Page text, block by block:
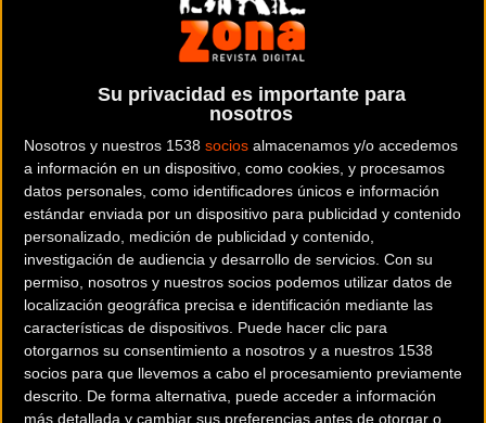
Su privacidad es importante para
nosotros
Nosotros y nuestros 1538 socios almacenamos y/o accedemos
a información en un dispositivo, como cookies, y procesamos
datos personales, como identificadores únicos e información
estándar enviada por un dispositivo para publicidad y contenido
personalizado, medición de publicidad y contenido,
investigación de audiencia y desarrollo de servicios. Con su
permiso, nosotros y nuestros socios podemos utilizar datos de
localización geográfica precisa e identificación mediante las
características de dispositivos. Puede hacer clic para
otorgarnos su consentimiento a nosotros y a nuestros 1538
socios para que llevemos a cabo el procesamiento previamente
descrito. De forma alternativa, puede acceder a información
más detallada y cambiar sus preferencias antes de otorgar o
Presidente de la Diputación Provincial de Huesca, Miguel
Gracia. En el acto, que también contó con la presencia de la
Alcaldesa de Sabiñánigo, Berta Fernández y el jefe de
negocio institucional y patrocinio de Ibercaja, Fernando
Arcega; no se pasó por alto una de las grandes atracciones
de esta edición con la presencia de Alberto Contador como
ciclista homenajeado. Como cada año, la QH rinde tributo a
un ciclista profesional que acompaña a todos los
participantes a lo largo del recorrido con el dorsal número
1.
En esta ocasión, la presencia de Contador añadirá un
nuevo atractivo a una prueba que para el vicepresidente
del Club Ciclista Edelweiss, Roberto Iglesias, sigue siendo
un reto que les obliga a dar lo mejor de sí mismos para